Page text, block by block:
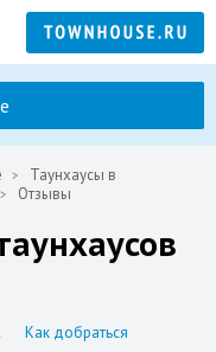
Таунхаусы в
Отзывы
Как добраться